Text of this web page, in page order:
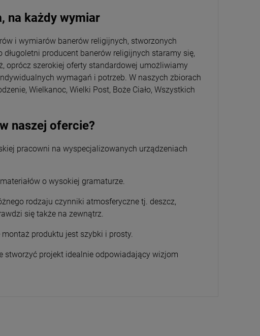
na każdy wymiar
i wymiarów banerów religijnych, stworzonych
producent banerów religijnych staramy się,
oprócz szerokiej oferty standardowej umożliwiamy
wymagań i potrzeb. W naszych zbiorach
Wielkanoc, Wielki Post, Boże Ciało, Wszystkich
naszej ofercie?
pracowni na wyspecjalizowanych urządzeniach
o wysokiej gramaturze.
rodzaju czynniki atmosferyczne tj. deszcz,
się także na zewnątrz.
produktu jest szybki i prosty.
stworzyć projekt idealnie odpowiadający wizjom